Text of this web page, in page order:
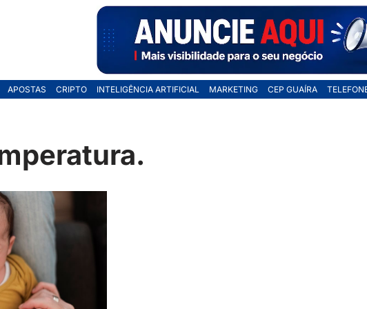
APOSTAS CRIPTO INTELIGÊNCIA ARTIFICIAL MARKETING CEP GUAÍRA